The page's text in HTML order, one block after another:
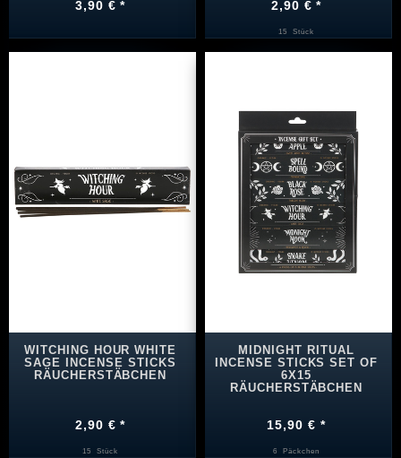
3,90 € * 2,90 € *
15 Stück
WITCHING HOUR WHITE
SAGE INCENSE STICKS
RÄUCHERSTÄBCHEN
2,90 € *
15 Stück
MIDNIGHT RITUAL
INCENSE STICKS SET OF
6X15
RÄUCHERSTÄBCHEN
15,90 € *
6 Päckchen